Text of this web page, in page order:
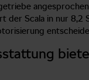
der Scala in nur 8,2